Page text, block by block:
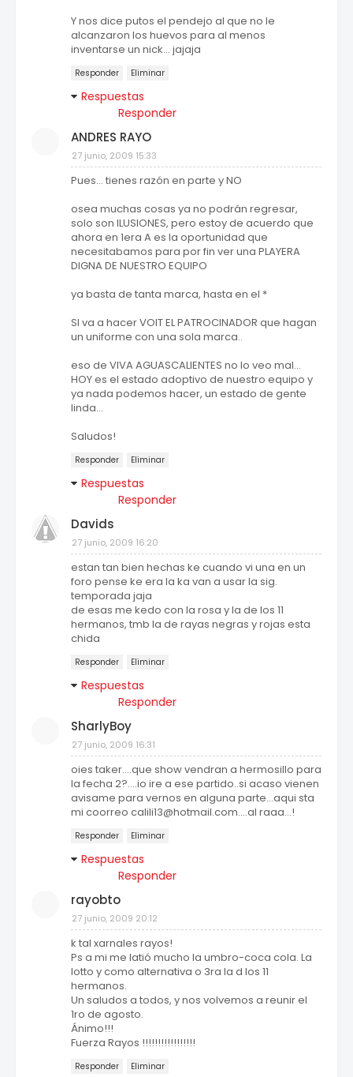
Y nos dice putos el pendejo al que no le
alcanzaron los huevos para al menos
inventarse un nick... jajaja
Responder Eliminar
Respuestas
Responder
ANDRES RAYO
27 junio, 2009 15:33
Pues... tienes razón en parte y NO
osea muchas cosas ya no podrán regresar,
solo son ILUSIONES, pero estoy de acuerdo que
ahora en 1era A es la oportunidad que
necesitabamos para por fin ver una PLAYERA
DIGNA DE NUESTRO EQUIPO
ya basta de tanta marca, hasta en el *
SI va a hacer VOIT EL PATROCINADOR que hagan
un uniforme con una sola marca..
eso de VIVA AGUASCALIENTES no lo veo mal...
HOY es el estado adoptivo de nuestro equipo y
ya nada podemos hacer, un estado de gente
linda...
Saludos!
Responder Eliminar
Respuestas
Responder
Davids
27 junio, 2009 16:20
estan tan bien hechas ke cuando vi una en un
foro pense ke era la ka van a usar la sig.
temporada jaja
de esas me kedo con la rosa y la de los 11
hermanos, tmb la de rayas negras y rojas esta
chida
Responder Eliminar
Respuestas
Responder
SharlyBoy
27 junio, 2009 16:31
oies taker....que show vendran a hermosillo para
la fecha 2?....io ire a ese partido..si acaso vienen
avisame para vernos en alguna parte...aqui sta
mi coorreo calili13@hotmail.com....al raaa...!
Responder Eliminar
Respuestas
Responder
rayobto
27 junio, 2009 20:12
k tal xarnales rayos!
Ps a mi me latió mucho la umbro-coca cola. La
lotto y como alternativa o 3ra la d los 11
hermanos.
Un saludos a todos, y nos volvemos a reunir el
1ro de agosto.
Ánimo!!!
Fuerza Rayos !!!!!!!!!!!!!!!!!
Responder Eliminar